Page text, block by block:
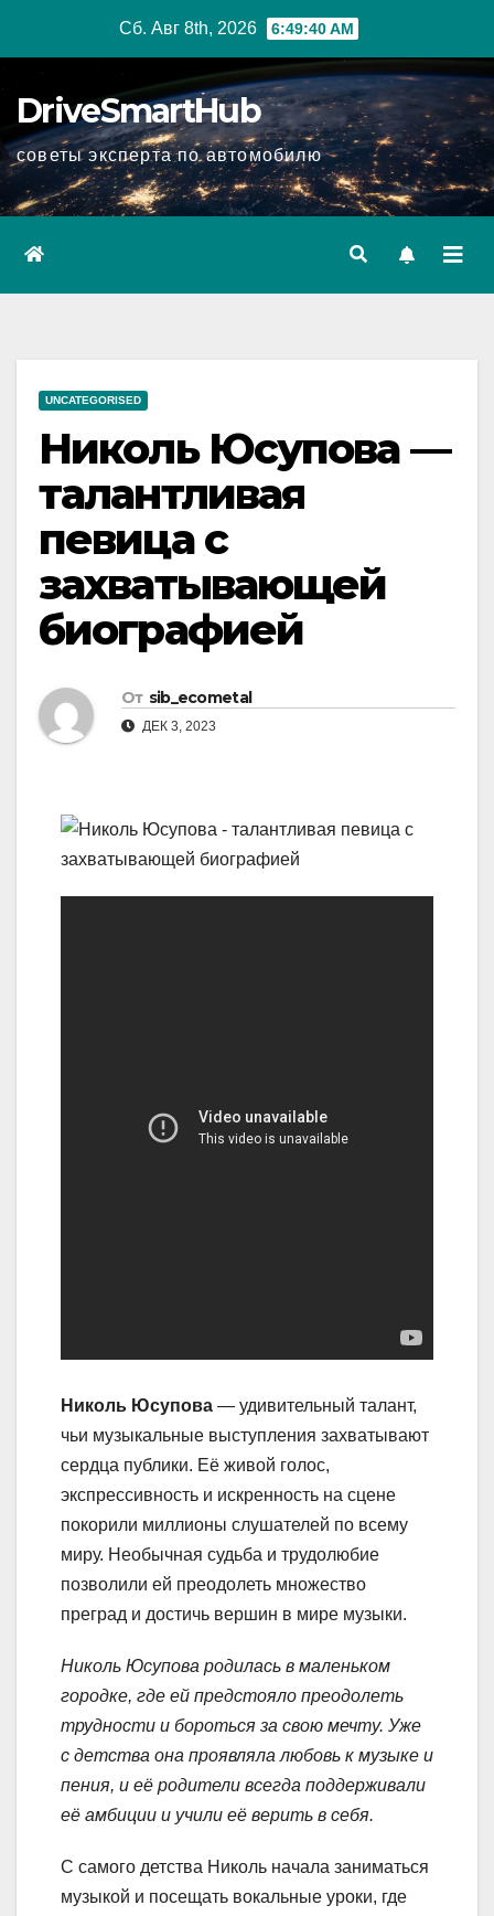
Сб. Авг 8th, 2026 6:49:41 AM
DriveSmartHub
советы эксперта по автомобилю
UNCATEGORISED
Николь Юсупова —
талантливая
певица с
захватывающей
биографией
От sib_ecometal
ДЕК 3, 2023
Николь Юсупова — удивительный талант,
чьи музыкальные выступления захватывают
сердца публики. Её живой голос,
экспрессивность и искренность на сцене
покорили миллионы слушателей по всему
миру. Необычная судьба и трудолюбие
позволили ей преодолеть множество
преград и достичь вершин в мире музыки.
Николь Юсупова родилась в маленьком
городке, где ей предстояло преодолеть
трудности и бороться за свою мечту. Уже
с детства она проявляла любовь к музыке и
пения, и её родители всегда поддерживали
её амбиции и учили её верить в себя.
С самого детства Николь начала заниматься
музыкой и посещать вокальные уроки, где